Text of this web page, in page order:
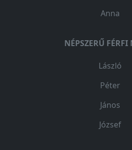
Anna
NÉPSZERŰ FÉRFI
László
Péter
János
József